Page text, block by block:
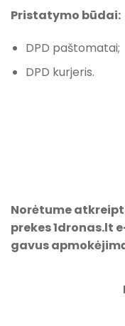
Pristatymo būdai:
DPD paštomatai;
DPD kurjeris.
Norėtume
prekes 1dronas.lt
gavus